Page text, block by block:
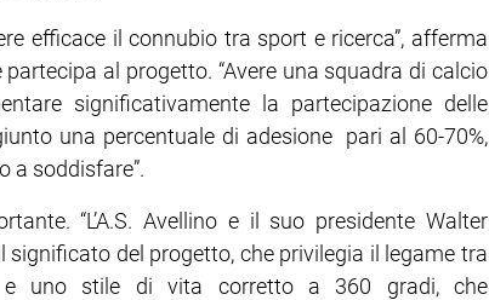
efficace il connubio tra sport e ricerca”, afferma
al progetto. “Avere una squadra di calcio
significativamente la partecipazione delle
una percentuale di adesione pari al 60-70%,
a soddisfare”.
“L’A.S. Avellino e il suo presidente Walter
del progetto, che privilegia il legame tra
e uno stile di vita corretto a 360 gradi, che